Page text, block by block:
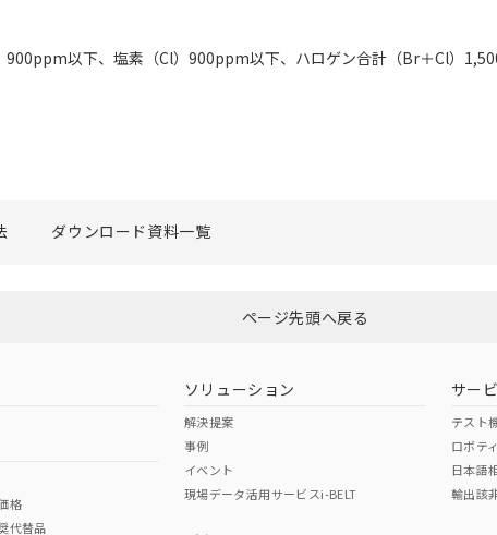
以下、塩素（Cl）900ppm以下、ハロゲン合計（Br＋Cl）
ダウンロード資料一覧
ページ先頭へ戻る
格
代替品
ソリューション
解決提案
事例
イベント
現場データ活用サービスi-BELT
サー
テスト
ロボテ
日本語
輸出該